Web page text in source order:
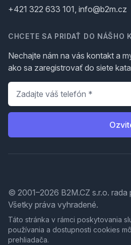
+421 322 633 101, info@b2m.cz
CHCETE SA PRIDAŤ DO NÁŠHO
Nechajte nám na vás kontakt a
ako sa zaregistrovať do siete
Telefón
© 2001–2026 B2M.CZ s.r.o. rada
Všetky práva vyhradené.
Táto stránka v rámci poskytovania
používania a dostupnosti cookies
prehliadača.